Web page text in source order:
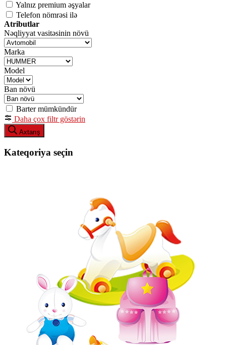
Yalnız premium əşyalar
Telefon nömrəsi ilə
Atributlar
Nəqliyyat vasitəsinin növü
Marka
Model
Ban növü
Barter mümkündür
Daha çox filtr göstərin
Axtarış
Kateqoriya seçin